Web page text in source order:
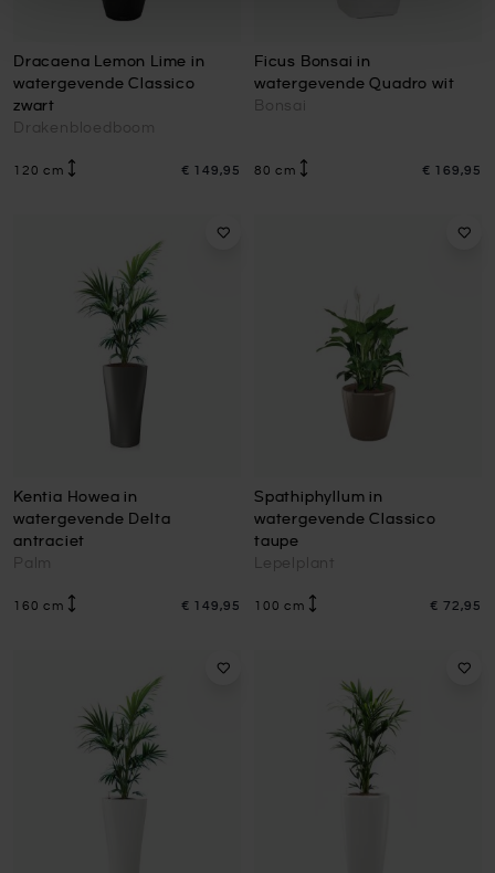
Dracaena Lemon Lime in
watergevende Classico
zwart
Drakenbloedboom
120 cm € 149,95
Ficus Bonsai in
watergevende Quadro wit
Bonsai
80 cm € 169,95
Kentia Howea in
watergevende Delta
antraciet
Palm
160 cm € 149,95
Spathiphyllum in
watergevende Classico
taupe
Lepelplant
100 cm € 72,95